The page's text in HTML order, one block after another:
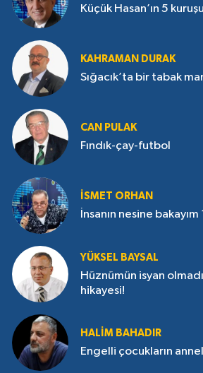
Küçük Hasan’ın 5
KAHRAMAN DURAK
Sığacık’ta bir tabak
CAN PULAK
Fındık-çay-futbol
İSMET ORHAN
İnsanın nesine bakayım
YÜKSEL BAYSAL
Hüznümün isyan
hikayesi!
HALIM BAHADIR
Engelli